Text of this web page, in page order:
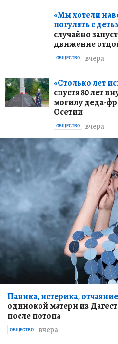
«Мы хотели
погулять с
случайно
движение
вчера
ОБЩЕСТВО
«Столько лет
спустя 80 лет
могилу деда-
Осетии
вчера
ОБЩЕСТВО
Паника, истерика,
одинокой матери из
после потопа
вчера
ОБЩЕСТВО